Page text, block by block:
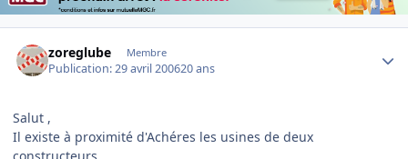
zoreglube Membre
Publication:29 avril 200620 ans
Salut ,
Il existe à proximité d'Achéres les usines de deux